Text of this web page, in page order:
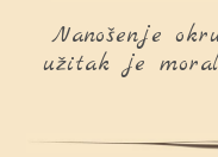
Nanošenje
užitak je